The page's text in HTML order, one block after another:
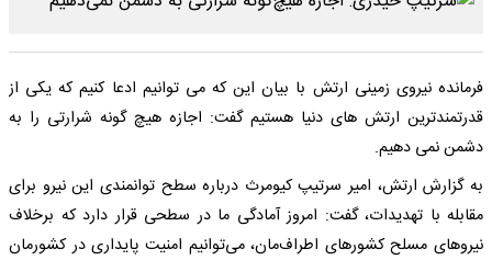
فرمانده نیروی زمینی ارتش با بیان این که می توانیم ادعا کنیم که یکی از
قدرتمندترین ارتش های دنیا هستیم گفت: اجازه هیچ گونه شرارتی را به
دشمن نمی دهیم.
به گزارش ارتش، امیر سرتیپ کیومرث درباره سطح توانمندی این نیرو برای
مقابله با تهدیدات، گفت: امروز آمادگی ما در سطحی قرار دارد که برخلاف
نیروهای مسلح کشورهای اطراف‌مان، می‌توانیم امنیت پایداری در کشورمان